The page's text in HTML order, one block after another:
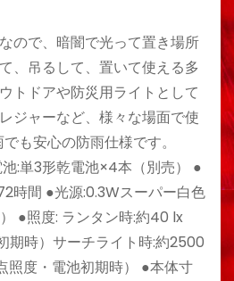
ので、暗闇で光って置き場所
、吊るして、置いて使える多
トドアや防災用ライトとして
ジャーなど、様々な場面で使
も安心の防雨仕様です。
池:単3形乾電池×4本（別売） ●
時間 ●光源:0.3Wスーパー白色
●照度: ランタン時:約40 lx
期時）サーチライト時:約2500
照度・電池初期時） ●本体寸